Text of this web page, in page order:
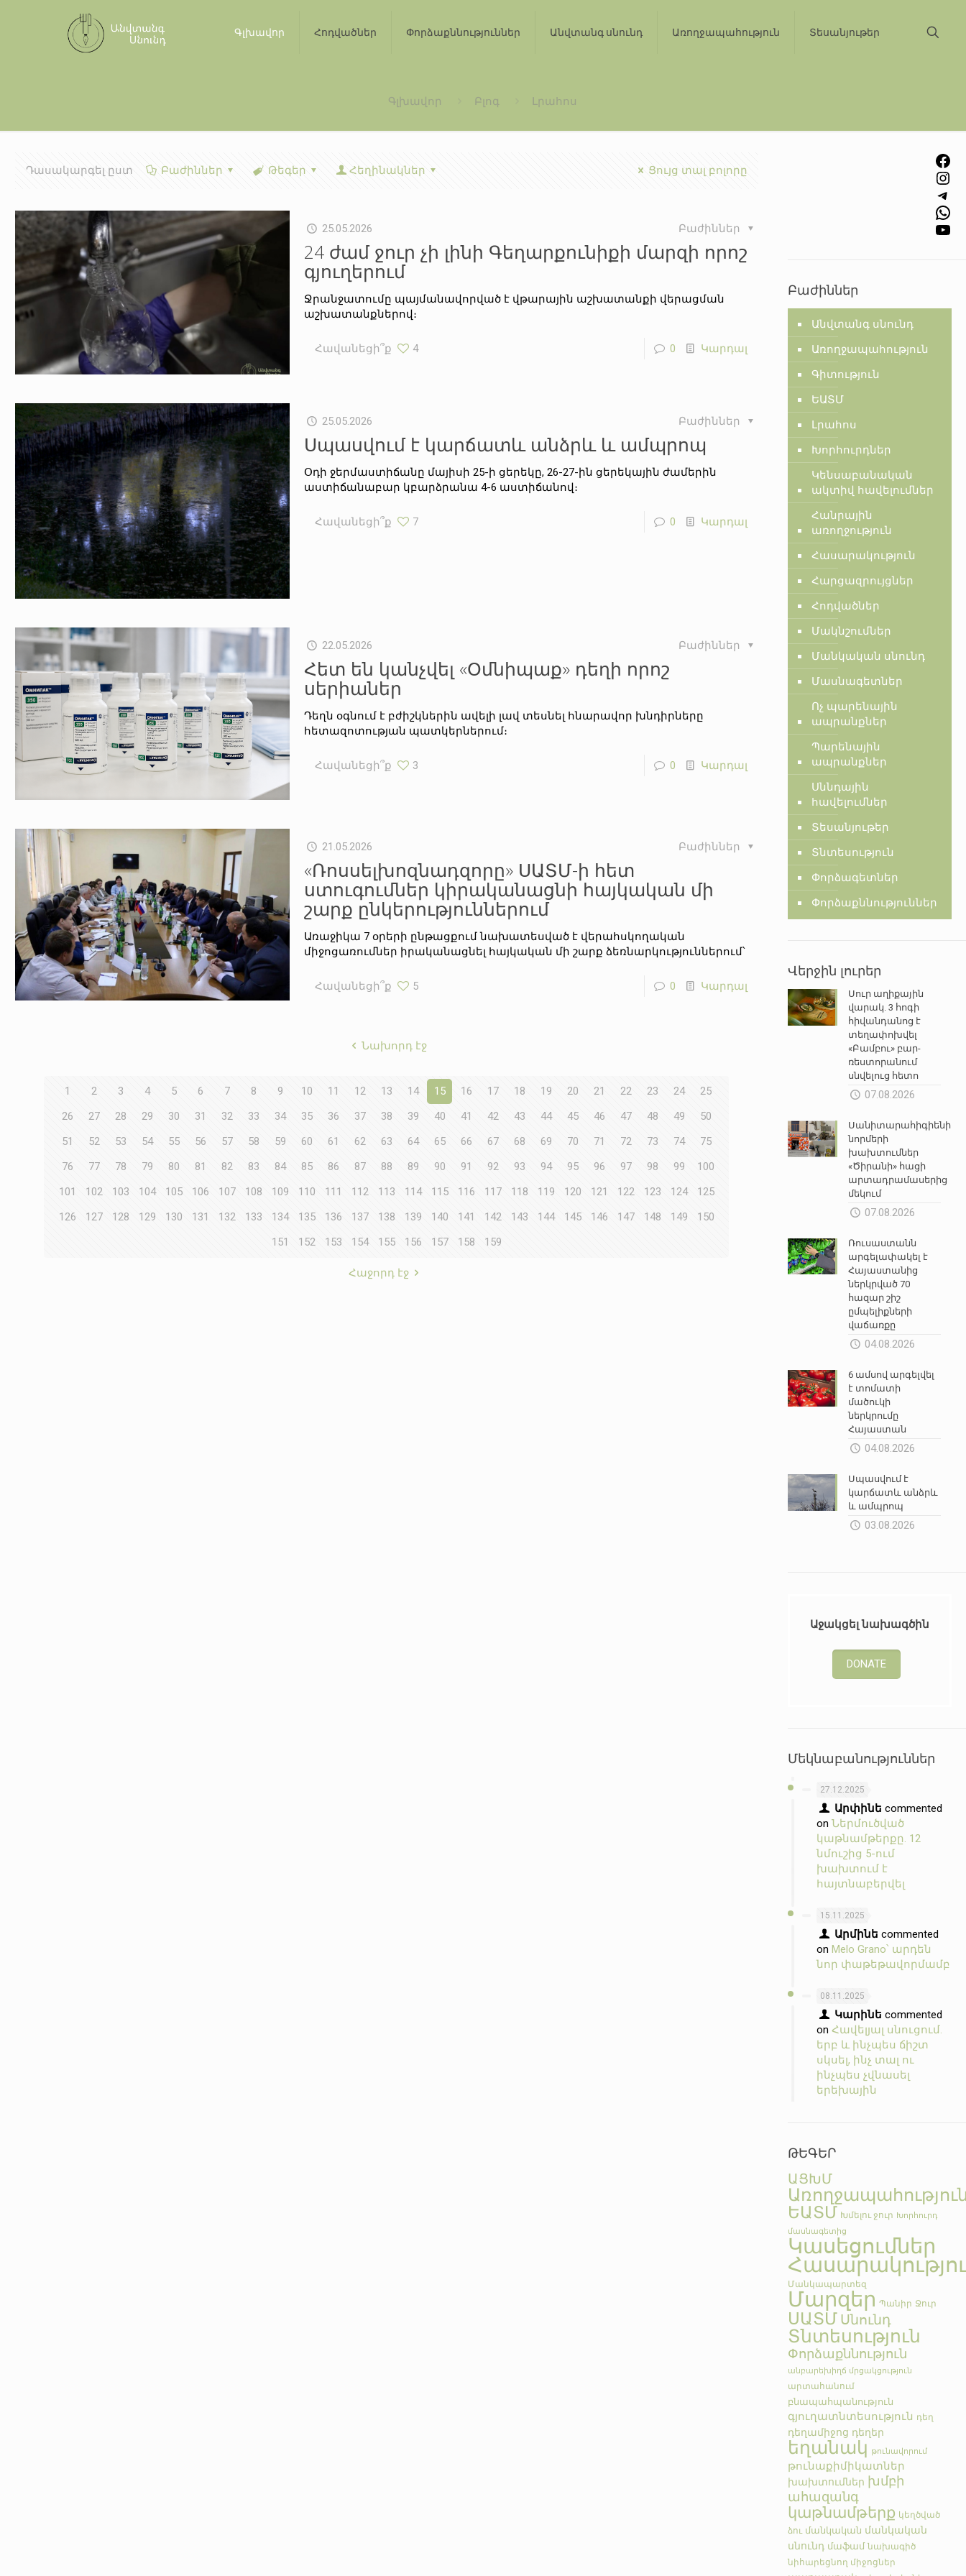
Գլխավոր Հոդվածներ Փորձաքննություններ Անվտանգ սնունդ Առողջապահություն Տեսանյութեր
Գլխավոր Բլոգ Լրահոս
Դասակարգել ըստ Բաժիններ Թեգեր Հեղինակներ Ցույց տալ բոլորը
25.05.2026 Բաժիններ
24 ժամ ջուր չի լինի Գեղարքունիքի մարզի որոշ
գյուղերում
Ջրանջատումը պայմանավորված է վթարային աշխատանքի վերացման
աշխատանքներով։
Հավանեցի՞ք 4 0 Կարդալ
25.05.2026 Բաժիններ
Սպասվում է կարճատև անձրև և ամպրոպ
Օդի ջերմաստիճանը մայիսի 25-ի ցերեկը, 26-27-ին ցերեկային ժամերին
աստիճանաբար կբարձրանա 4-6 աստիճանով։
Հավանեցի՞ք 7 0 Կարդալ
22.05.2026 Բաժիններ
Հետ են կանչվել «Օմնիպաք» դեղի որոշ
սերիաներ
Դեղն օգնում է բժիշկներին ավելի լավ տեսնել հնարավոր խնդիրները
հետազոտության պատկերներում։
Հավանեցի՞ք 3 0 Կարդալ
21.05.2026 Բաժիններ
«Ռոսսելխոզնադզորը» ՍԱՏՄ-ի հետ
ստուգումներ կիրականացնի հայկական մի
շարք ընկերություններում
Առաջիկա 7 օրերի ընթացքում նախատեսված է վերահսկողական
միջոցառումներ իրականացնել հայկական մի շարք ձեռնարկություններում՝
Հավանեցի՞ք 5 0 Կարդալ
Նախորդ էջ
1 2 3 4 5 6 7 8 9 10 11 12 13 14 15 16 17 18 19 20 21 22 23 24
25
26
27 28 29 30 31 32 33 34 35 36 37 38 39 40 41 42 43 44 45 46 47 48 49
50
51
52 53 54 55 56 57 58 59 60 61 62 63 64 65 66 67 68 69 70 71 72 73 74
75
76
77 78 79 80 81 82 83 84 85 86 87 88 89 90 91 92 93 94 95 96 97 98 99
100
101
102 103 104 105 106 107 108 109 110 111 112 113 114 115 116 117 118 119 120 121 122 123 124
125
126
127 128 129 130 131 132 133 134 135 136 137 138 139 140 141 142 143 144 145 146 147 148 149
150
151
152 153 154 155 156 157 158 159
Հաջորդ էջ
Facebook
Instagram
Telegram
WhatsApp
YouTube
Բաժիններ
Անվտանգ սնունդ
Առողջապահություն
Գիտություն
ԵԱՏՄ
Լրահոս
Խորհուրդներ
Կենսաբանական
ակտիվ հավելումներ
Հանրային
առողջություն
Հասարակություն
Հարցազրույցներ
Հոդվածներ
Մակնշումներ
Մանկական սնունդ
Մասնագետներ
Ոչ պարենային
ապրանքներ
Պարենային
ապրանքներ
Սննդային
հավելումներ
Տեսանյութեր
Տնտեսություն
Փորձագետներ
Փորձաքննություններ
Վերջին լուրեր
Սուր աղիքային
վարակ. 3 հոգի
հիվանդանոց է
տեղափոխվել
«Բամբու» բար-
ռեստորանում
սնվելուց հետո
07.08.2026
Սանիտարահիգիենիկ
նորմերի
խախտումներ
«Ծիրանի» հացի
արտադրամասերից
մեկում
07.08.2026
Ռուսաստանն
արգելափակել է
Հայաստանից
ներկրված 70
հազար շիշ
ըմպելիքների
վաճառքը
04.08.2026
6 ամսով արգելվել
է տոմատի
մածուկի
ներկրումը
Հայաստան
04.08.2026
Սպասվում է
կարճատև անձրև
և ամպրոպ
03.08.2026
Աջակցել նախագծին
DONATE
Մեկնաբանություններ
27.12.2025
Արփինե commented
onՆերմուծված
կաթնամթերքը. 12
նմուշից 5-ում
խախտում է
հայտնաբերվել
15.11.2025
Արմինե commented
onMelo Grano՝ արդեն
նոր փաթեթավորմամբ
08.11.2025
Կարինե commented
onՀավելյալ սնուցում.
երբ և ինչպես ճիշտ
սկսել, ինչ տալ ու
ինչպես չվնասել
երեխային
ԹԵԳԵՐ
ԱՑԽՄ
ԵԱՏՄ Խմելու ջուր Խորհուրդ
մասնագետից
Կասեցումներ
Մանկապարտեզ
Մարզեր Պանիր Ջուր
ՍԱՏՄ Սնունդ
Տնտեսություն
Փորձաքննություն
անբարեխիղճ մրցակցություն
արտահանում
բնապահպանություն
գյուղատնտեսություն դեղ
դեղամիջոց դեղեր
եղանակ թունավորում
թունաքիմիկատներ
խախտումներ խմբի
ահազանգ
կաթնամթերք կեղծված
ձու մանկական մանկական
սնունդ մաֆամ նախագիծ
նիհարեցնող միջոցներ